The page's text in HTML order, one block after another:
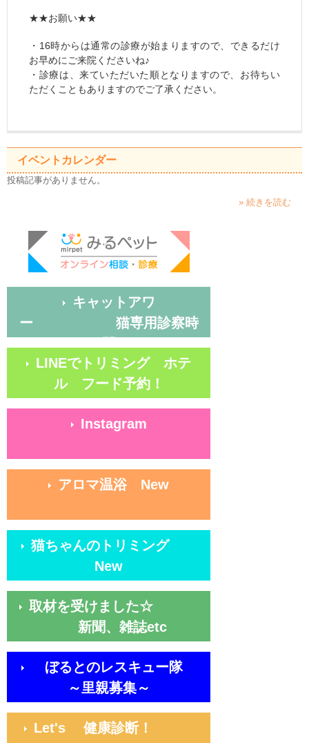
★★お願い★★
・16時からは通常の診療が始まりますので、できるだけ
お早めにご来院くださいね♪
・診療は、来ていただいた順となりますので、お待ちい
ただくこともありますのでご了承ください。
イベントカレンダー
投稿記事がありません。
» 続きを読む
キャットアワ
ー 猫専用診察時
LINEでトリミング ホテ
ル フード予約！
Instagram
アロマ温浴 New
猫ちゃんのトリミング
New
取材を受けました☆
新聞、雑誌etc
ぼるとのレスキュー隊
～里親募集～
Let's 健康診断！